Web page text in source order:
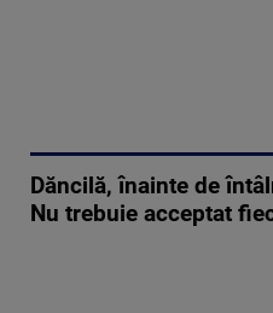
Dăncilă, înainte de
Nu trebuie acceptat